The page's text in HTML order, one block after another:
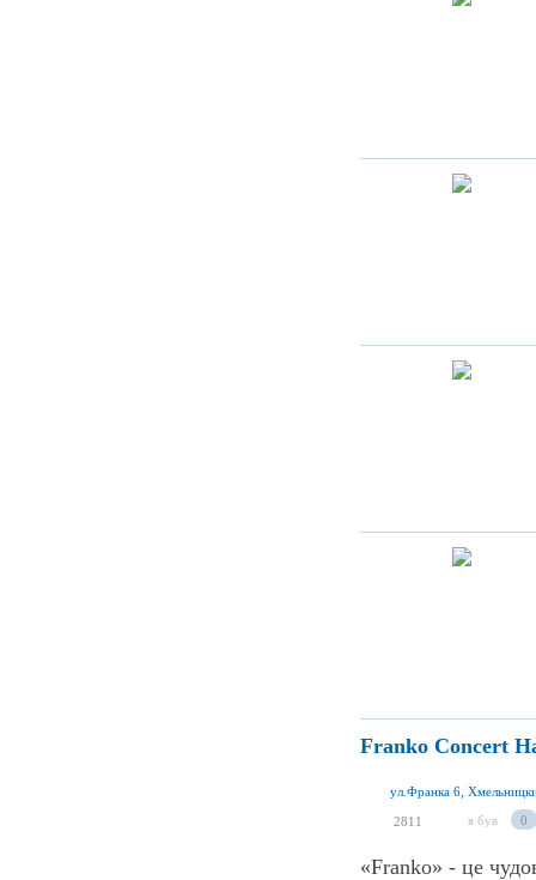
Franko Concert
ул.Франка 6,
2811 я був 0
«Franko» - це